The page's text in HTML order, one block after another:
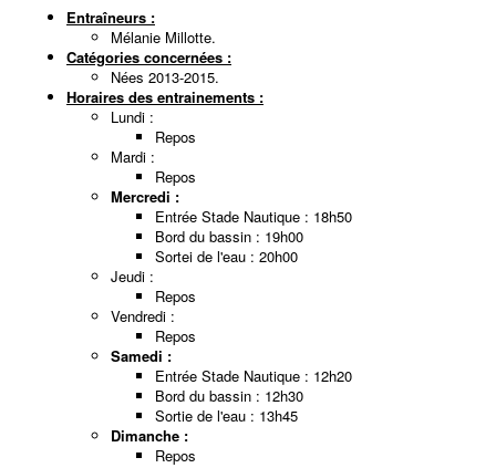
Entraîneurs :
Mélanie Millotte.
Catégories concernées :
Nées 2013-2015.
Horaires des entrainements :
Lundi :
Repos
Mardi :
Repos
Mercredi :
Entrée Stade Nautique : 18h50
Bord du bassin : 19h00
Sortei de l'eau : 20h00
Jeudi :
Repos
Vendredi :
Repos
Samedi :
Entrée Stade Nautique : 12h20
Bord du bassin : 12h30
Sortie de l'eau : 13h45
Dimanche :
Repos